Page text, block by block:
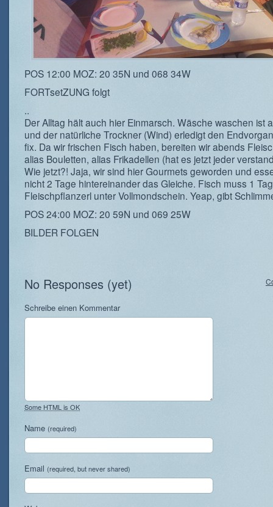
POS 12:00 MOZ: 20 35N und 068 34W
FORTsetZUNG folgt
..
Der Alltag hält auch hier Einmarsch. Wäsche waschen ist
und der natürliche Trockner (Wind) erledigt den
fix. Da wir frischen Fisch haben, bereiten wir abends
alias Bouletten, alias Frikadellen (hat es jetzt jeder
Wie jetzt?! Jaja, wir sind hier Gourmets geworden und
nicht 2 Tage hintereinander das Gleiche. Fisch muss 1
Fleischpflanzerl unter Vollmondschein. Yeap, gibt
POS 24:00 MOZ: 20 59N und 069 25W
BILDER FOLGEN
No Responses (yet)
Schreibe einen Kommentar
Some HTML is OK
Name (required)
Email (required, but never shared)